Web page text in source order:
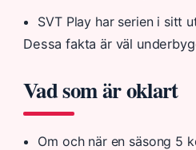
SVT Play har serien i sitt
Dessa fakta är väl
Vad som är oklart
Om och när en säsong 5